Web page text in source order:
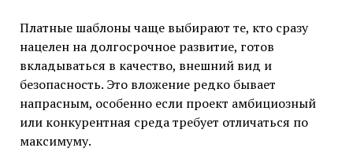
Платные шаблоны чаще выбирают те, кто сразу
нацелен на долгосрочное развитие, готов
вкладываться в качество, внешний вид и
безопасность. Это вложение редко бывает
напрасным, особенно если проект амбициозный
или конкурентная среда требует отличаться по
максимуму.